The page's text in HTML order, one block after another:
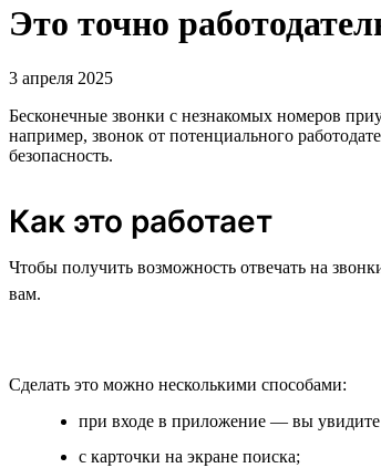
Это точно
3 апреля 2025
Бесконечные звонки с незнакомых номеров
например, звонок от потенциального
безопасность.
Как это работает
Чтобы получить возможность отвечать на
вам.
Сделать это можно несколькими способами:
при входе в приложение — вы увидите
с карточки на экране поиска;